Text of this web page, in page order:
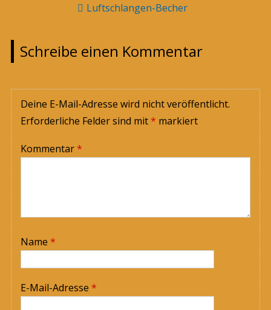
Luftschlangen-Becher
Schreibe einen Kommentar
Deine E-Mail-Adresse wird nicht veröffentlicht.
Erforderliche Felder sind mit* markiert
Kommentar*
Name *
E-Mail-Adresse *